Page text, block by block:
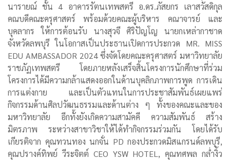
นารายณ์ ชั้น 4 อาคารรัตนเทพสตรี อ.ดร.ภัสยกร เลาสวัสดิกุล
คณบดีคณะครุศาสตร์ พร้อมด้วยคณะผู้บริหาร คณาจารย์ และ
บุคลากร ให้การต้อนรับ นางสุวจี ศิริปัญโญ นายกเหล่ากาชาด
จังหวัดลพบุรี ในโอกาสเป็นประธานเปิดการประกวด MR. MISS
EDU AMBASSADOR 2024 ซึ่งจัดโดยคณะครุศาสตร์ มหาวิทยาลัย
ราชภัฏเทพสตรี โดยภายหลังเสร็จสิ้นโครงการนักศึกษาที่ร่วม
โครงการได้มีความกล้าแสดงออกในด้านบุคลิกภาพการพูด การเดิน
การแต่งกาย และเป็นตัวแทนในการประชาสัมพันธ์เผยแพร่
กิจกรรมด้านศิลปวัฒนธรรมและด้านต่าง ๆ ทั้งของคณะและของ
มหาวิทยาลัย อีกทั้งยังเกิดความสามัคคี ความสัมพันธ์ สร้าง
มิตรภาพ ระหว่างสาขาวิชาให้ได้ทำกิจกรรมร่วมกัน โดยได้รับ
เกียรติจาก คุณทวนทอง นกจั่น PD กองประกวดมิสแกรนด์ลพบุรี,
คุณปรางค์ทิพย์ วีระจิตต์ CEO YSW HOTEL, คุณทศพล กล่ำงิ้ว